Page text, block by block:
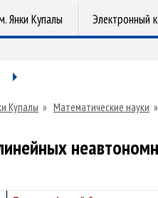
Янки Купалы Электронный
Купалы » Математические науки »